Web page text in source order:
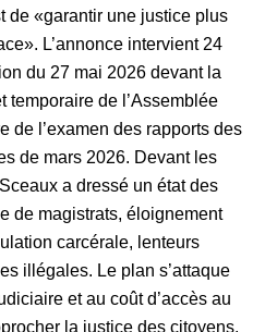
de «garantir une justice plus
L’annonce intervient 24
du 27 mai 2026 devant la
temporaire de l’Assemblée
de l’examen des rapports des
de mars 2026. Devant les
a dressé un état des
de magistrats, éloignement
carcérale, lenteurs
illégales. Le plan s’attaque
et au coût d’accès au
la justice des citoyens,